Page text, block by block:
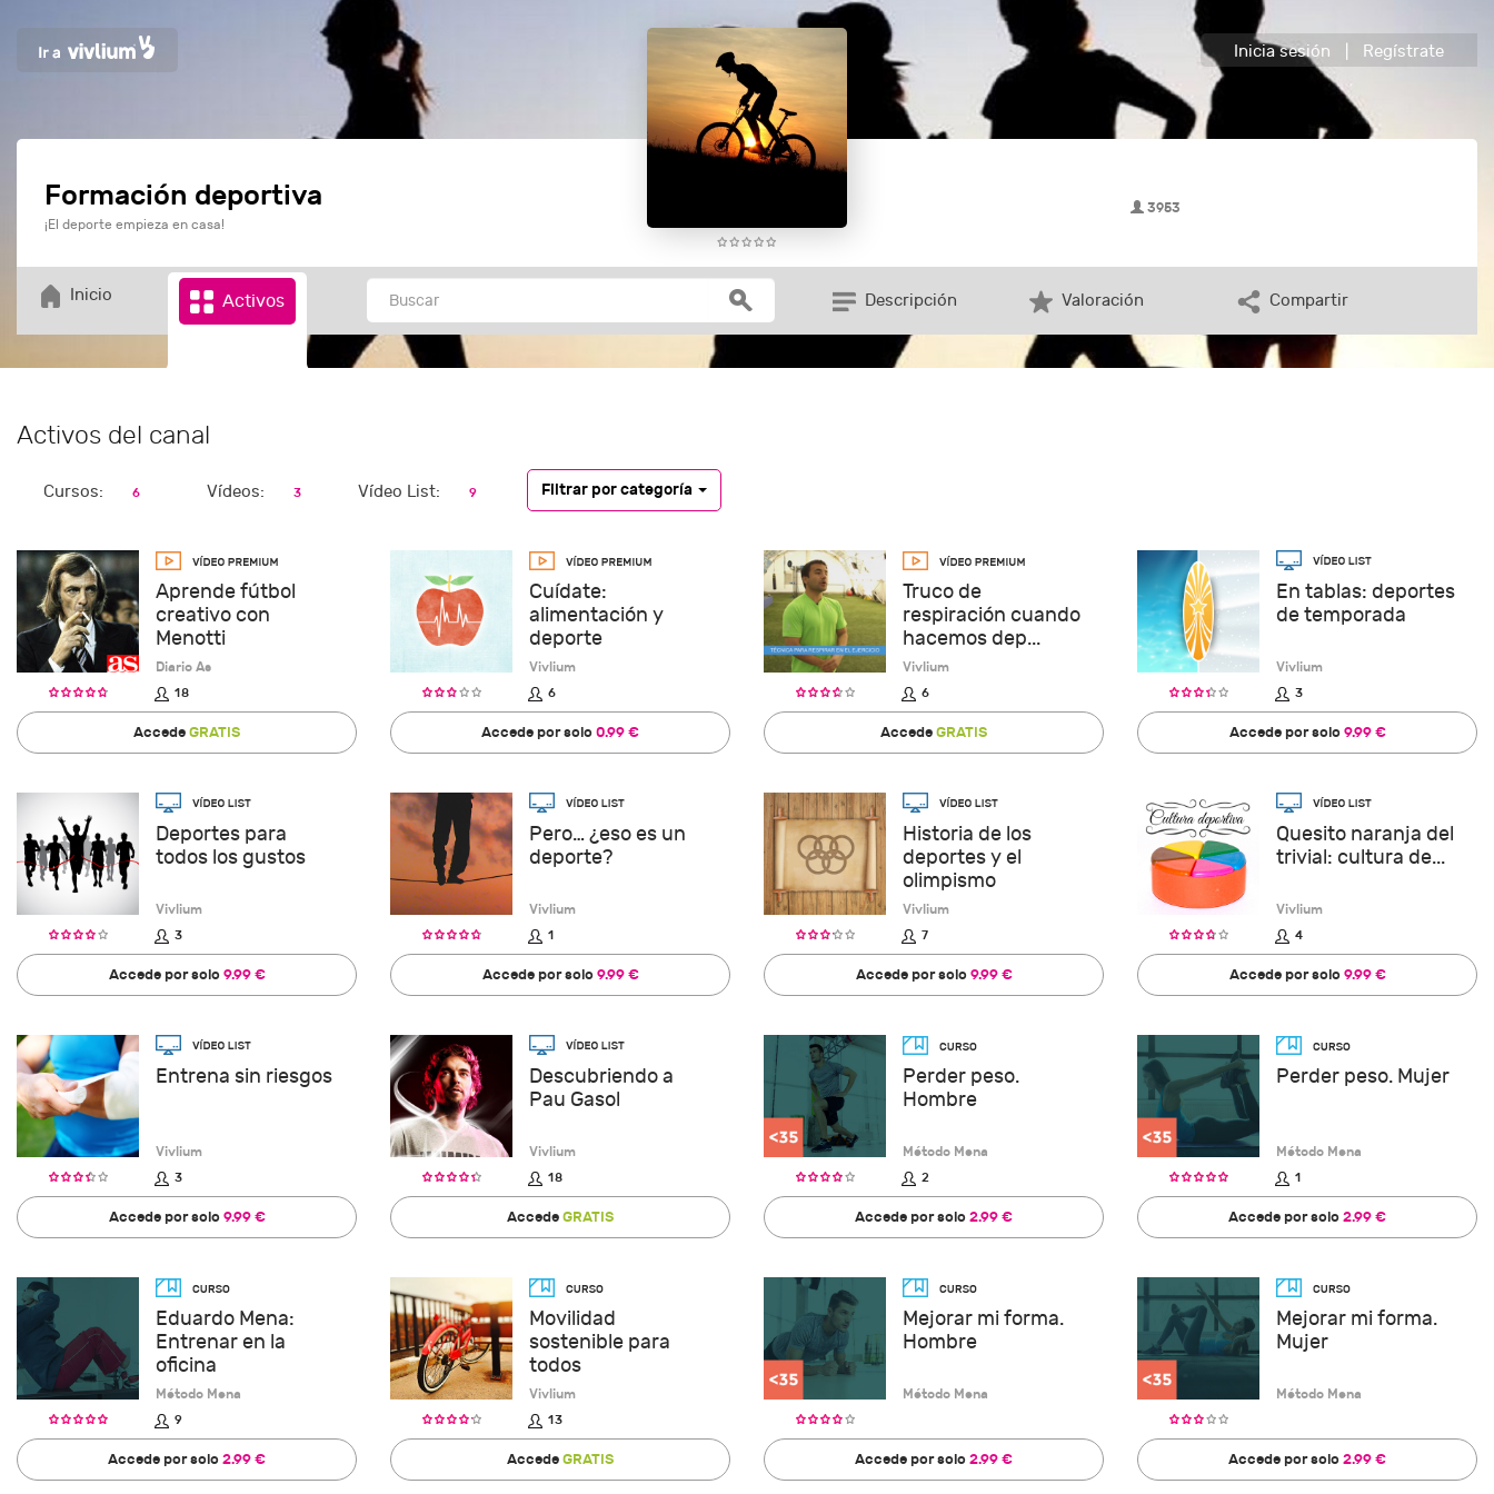
Inicia sesión Regístrate
Formación deportiva
¡El deporte empieza en casa!
3953
Inicio Activos Descripción Valoración Compartir
Activos del canal
Cursos: 6 Vídeos: 3 Vídeo List: 9 Filtrar por categoría
Aprende fútbol
creativo con
Menotti
Diario As
18
AccedeGRATIS
Cuídate:
alimentación y
deporte
Vivlium
6
Accede por solo0.99 €
Truco de
respiración cuando
hacemos dep...
Vivlium
6
AccedeGRATIS
En tablas: deportes
de temporada
Vivlium
3
Accede por solo9.99 €
Deportes para
todos los gustos
Vivlium
3
Accede por solo9.99 €
Pero… ¿eso es un
deporte?
Vivlium
1
Accede por solo9.99 €
Historia de los
deportes y el
olimpismo
Vivlium
7
Accede por solo9.99 €
Quesito naranja del
trivial: cultura de...
Vivlium
4
Accede por solo9.99 €
Entrena sin riesgos
Vivlium
3
Accede por solo9.99 €
Descubriendo a
Pau Gasol
Vivlium
18
AccedeGRATIS
Perder peso.
Hombre
Método Mena
2
Accede por solo2.99 €
Perder peso. Mujer
Método Mena
1
Accede por solo2.99 €
Eduardo Mena:
Entrenar en la
oficina
Método Mena
9
Accede por solo2.99 €
Movilidad
sostenible para
todos
Vivlium
13
AccedeGRATIS
Mejorar mi forma.
Hombre
Método Mena
Accede por solo2.99 €
Mejorar mi forma.
Mujer
Método Mena
Accede por solo2.99 €